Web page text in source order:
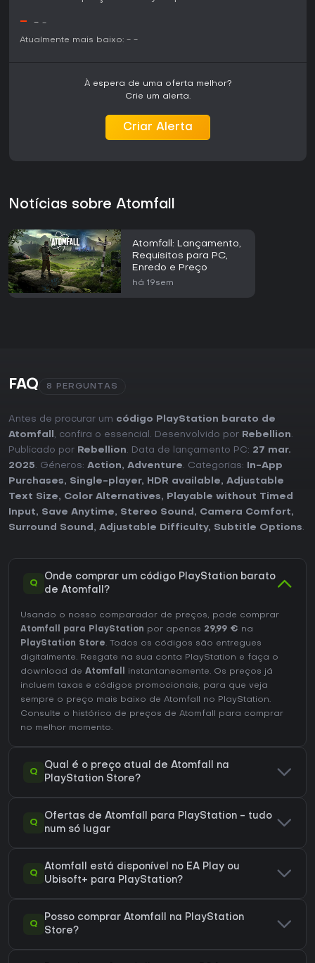
- - -
Atualmente mais baixo: - -
À espera de uma oferta melhor?
Crie um alerta.
Criar Alerta
Notícias sobre Atomfall
Atomfall: Lançamento,
Requisitos para PC,
Enredo e Preço
há 19sem
FAQ 8 PERGUNTAS
Antes de procurar um código PlayStation barato de
Atomfall , confira o essencial. Desenvolvido por Rebellion.
Publicado por Rebellion. Data de lançamento PC: 27 mar.
2025. Géneros: Action, Adventure. Categorias:
In-App
Purchases, Single-player, HDR available, Adjustable
Text Size, Color Alternatives,
Playable without Timed
Input, Save Anytime, Stereo Sound , Camera Comfort,
Surround Sound , Adjustable Difficulty, Subtitle Options.
Q
Onde comprar um código PlayStation barato
de Atomfall?
Usando o nosso comparador de preços, pode comprar
Atomfall para PlayStation por apenas 29,99 € na
PlayStation Store. Todos os códigos são entregues
digitalmente. Resgate na sua conta PlayStation e faça o
download de Atomfall
instantaneamente. Os preços já
incluem taxas e códigos promocionais, para que veja
sempre o preço mais baixo de Atomfall no PlayStation.
Consulte o histórico de preços de Atomfall
para comprar
no melhor momento.
Q
Qual é o preço atual de Atomfall na
PlayStation Store?
Q
Ofertas de Atomfall para PlayStation - tudo
num só lugar
Q
Atomfall está disponível no EA Play ou
Ubisoft+ para PlayStation?
Q
Posso comprar Atomfall na PlayStation
Store?